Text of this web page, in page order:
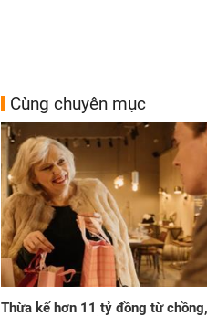
Cùng chuyên mục
Thừa kế hơn 11 tỷ đồng từ chồng,